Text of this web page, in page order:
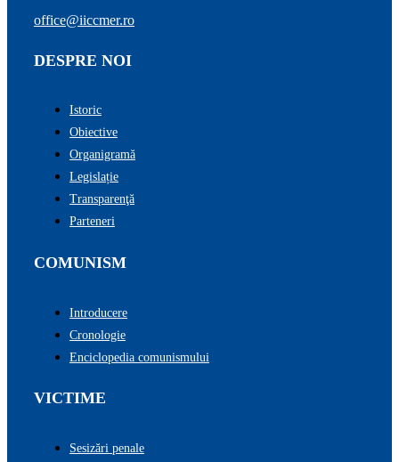
office@iiccmer.ro
DESPRE NOI
Istoric
Obiective
Organigramă
Legislație
Transparenţă
Parteneri
COMUNISM
Introducere
Cronologie
Enciclopedia comunismului
VICTIME
Sesizări penale